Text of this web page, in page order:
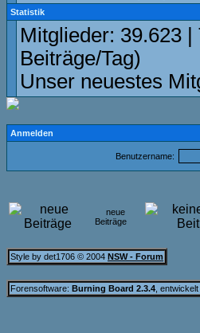
Statistik
Mitglieder: 39.623
Beiträge/Tag)
Unser neuestes
Anmelden
Benutzername:
neue
Beiträge
Style by det1706 © 2004 NSW - Forum
Forensoftware: Burning Board 2.3.4 ,